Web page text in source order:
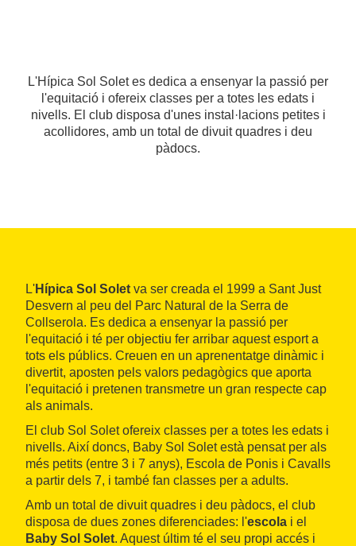
L'Hípica Sol Solet es dedica a ensenyar la passió per
l'equitació i ofereix classes per a totes les edats i
nivells. El club disposa d'unes instal·lacions petites i
acollidores, amb un total de divuit quadres i deu
pàdocs.
L'Hípica Sol Solet va ser creada el 1999 a Sant Just
Desvern al peu del Parc Natural de la Serra de
Collserola. Es dedica a ensenyar la passió per
l'equitació i té per objectiu fer arribar aquest esport a
tots els públics. Creuen en un aprenentatge dinàmic i
divertit, aposten pels valors pedagògics que aporta
l'equitació i pretenen transmetre un gran respecte cap
als animals.
El club Sol Solet ofereix classes per a totes les edats i
nivells. Així doncs, Baby Sol Solet està pensat per als
més petits (entre 3 i 7 anys), Escola de Ponis i Cavalls
a partir dels 7, i també fan classes per a adults.
Amb un total de divuit quadres i deu pàdocs, el club
disposa de dues zones diferenciades: l'escola i el
Baby Sol Solet. Aquest últim té el seu propi accés i